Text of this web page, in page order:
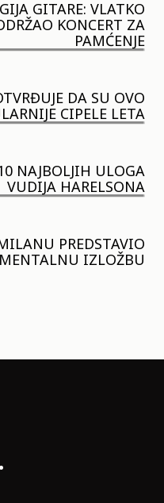
GITARE: VLATKO
KONCERT ZA
PAMĆENJE
DA SU OVO
CIPELE LETA
NAJBOLJIH ULOGA
VUDIJA HARELSONA
PREDSTAVIO
IZLOŽBU